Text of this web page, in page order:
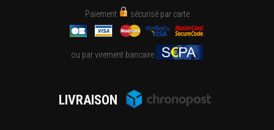
Paiement sécurisé par carte
ou par virement bancaire
LIVRAISON